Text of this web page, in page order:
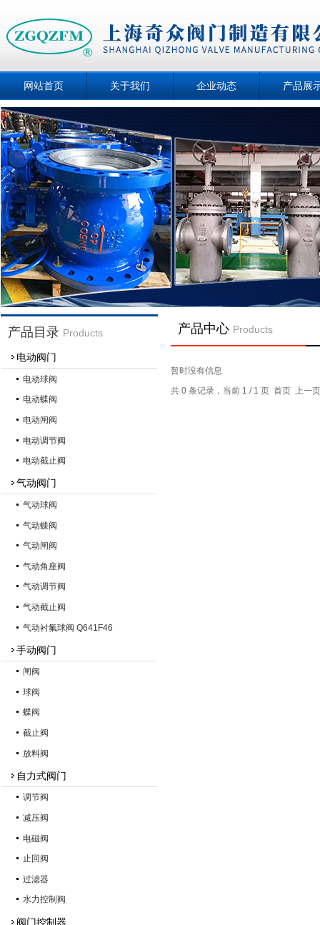
网站首页 关于我们 企业动态 产品展
产品目录 Products
电动阀门
电动球阀
电动蝶阀
电动闸阀
电动调节阀
电动截止阀
气动阀门
气动球阀
气动蝶阀
气动闸阀
气动角座阀
气动调节阀
气动截止阀
气动衬氟球阀 Q641F46
手动阀门
闸阀
球阀
蝶阀
截止阀
放料阀
自力式阀门
调节阀
减压阀
电磁阀
止回阀
过滤器
水力控制阀
阀门控制器
产品中心 Products
暂时没有信息
共 0 条记录，当前 1 / 1 页 首页 上一